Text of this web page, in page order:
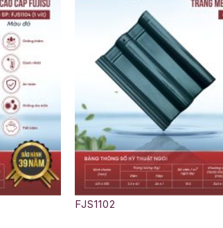
FJS1102